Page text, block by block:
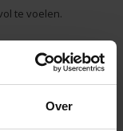
Over
te voelen.
helemaal te laten
worden in